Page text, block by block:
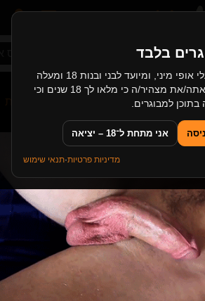
בלבד
האתר כולל תכנים בעלי אופי מיני, ומיועד לבני ובנות 18 ומעלה
בלבד. בכניסה לאתר אתה/את מצהיר/ה כי מלאו לך 18 שנים וכי
למבוגרים.
אני מתחת ל־18 – יציאה
מדיניות פרטיות·תנאי שימוש
שלישייה
>